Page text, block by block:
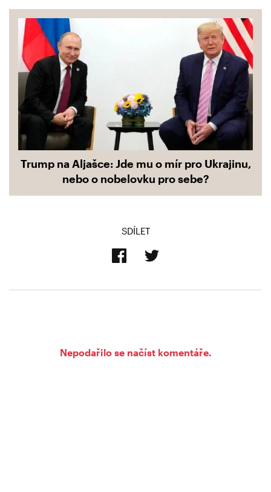
Trump na Aljašce: Jde mu o mír pro Ukrajinu,
nebo o nobelovku pro sebe?
SDÍLET
Nepodařilo se načíst komentáře.